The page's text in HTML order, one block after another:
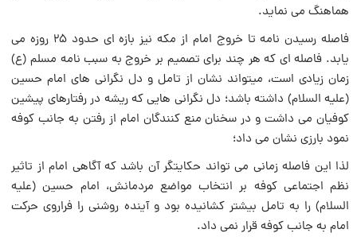
هماهنگ می نماید.
فاصله رسیدن نامه تا خروج امام از مکه نیز بازه ای حدود ۲۵ روزه می
یابد. فاصله ای که هر چند برای تصمیم بر خروج به سبب نامه مسلم (ع)
زمان زیادی است، میتواند نشان از تامل و دل نگرانی های امام حسین
(علیه السلام) داشته باشد؛ دل نگرانی هایی که ریشه در رفتارهای پیشین
کوفیان می داشت و در سخنان منع کنندگان امام از رفتن به جانب کوفه
نمود بارزی نشان می داد؛
لذا این فاصله زمانی می تواند حکایتگر آن باشد که آگاهی امام از تاثیر
نظم اجتماعی کوفه بر انتخاب مواضع مردمانش، امام حسین (علیه
السلام) را به تامل بیشتر کشانیده بود و آینده روشنی را فراروی حرکت
امام به جانب کوفه قرار نمی داد.